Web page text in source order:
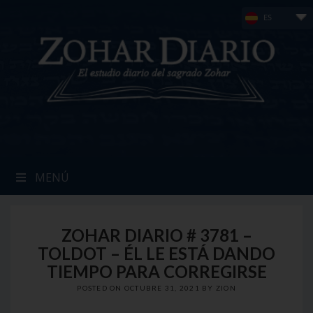
ES
MENÚ
ZOHAR DIARIO # 3781 –
TOLDOT – ÉL LE ESTÁ DANDO
TIEMPO PARA CORREGIRSE
POSTED ON OCTUBRE 31, 2021 BY ZION